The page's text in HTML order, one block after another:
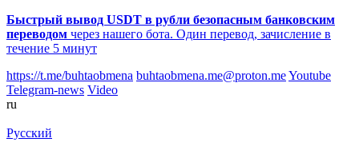
Быстрый вывод USDT в рубли безопасным банковским
переводом через нашего бота. Один перевод, зачисление в
течение 5 минут
https://t.me/buhtaobmena buhtaobmena.me@proton.meYoutube
Telegram-news Video
ru
Русский